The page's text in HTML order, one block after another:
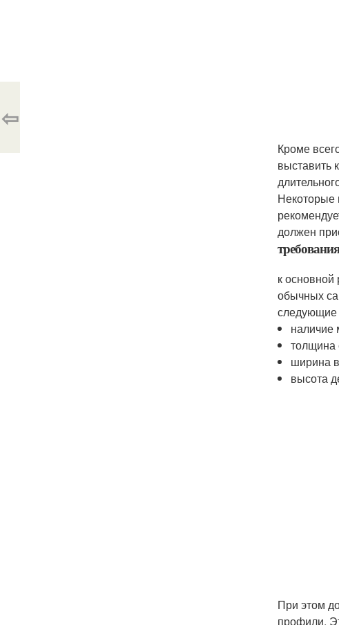
Кроме
выставить
Некоторые
должен
к
обычных
следующие
наличие
толщина
ширина
высота
При этом
профили.
⇦